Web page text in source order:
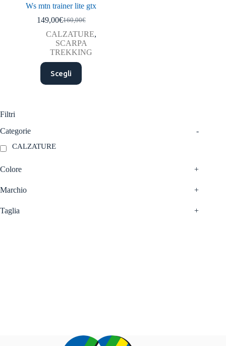
Ws mtn trainer lite gtx
160,00€
Il
prezzo
originale
era:
160,00€.
149,00€Il
prezzo
attuale
è:
149,00€.
CALZATURE,
SCARPA
TREKKING
Scegli
Questo
prodotto
ha
Filtri
Categorie
-
CALZATURE
Colore +
Marchio +
Taglia +